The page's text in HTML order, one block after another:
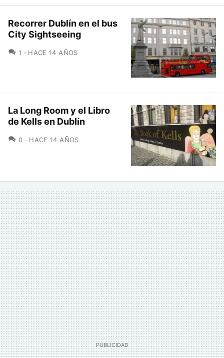
Recorrer Dublín en el bus
City Sightseeing
1 COMENTARIOS
HACE 14 AÑOS
La Long Room y el Libro
de Kells en Dublín
0 COMENTARIOS
HACE 14 AÑOS